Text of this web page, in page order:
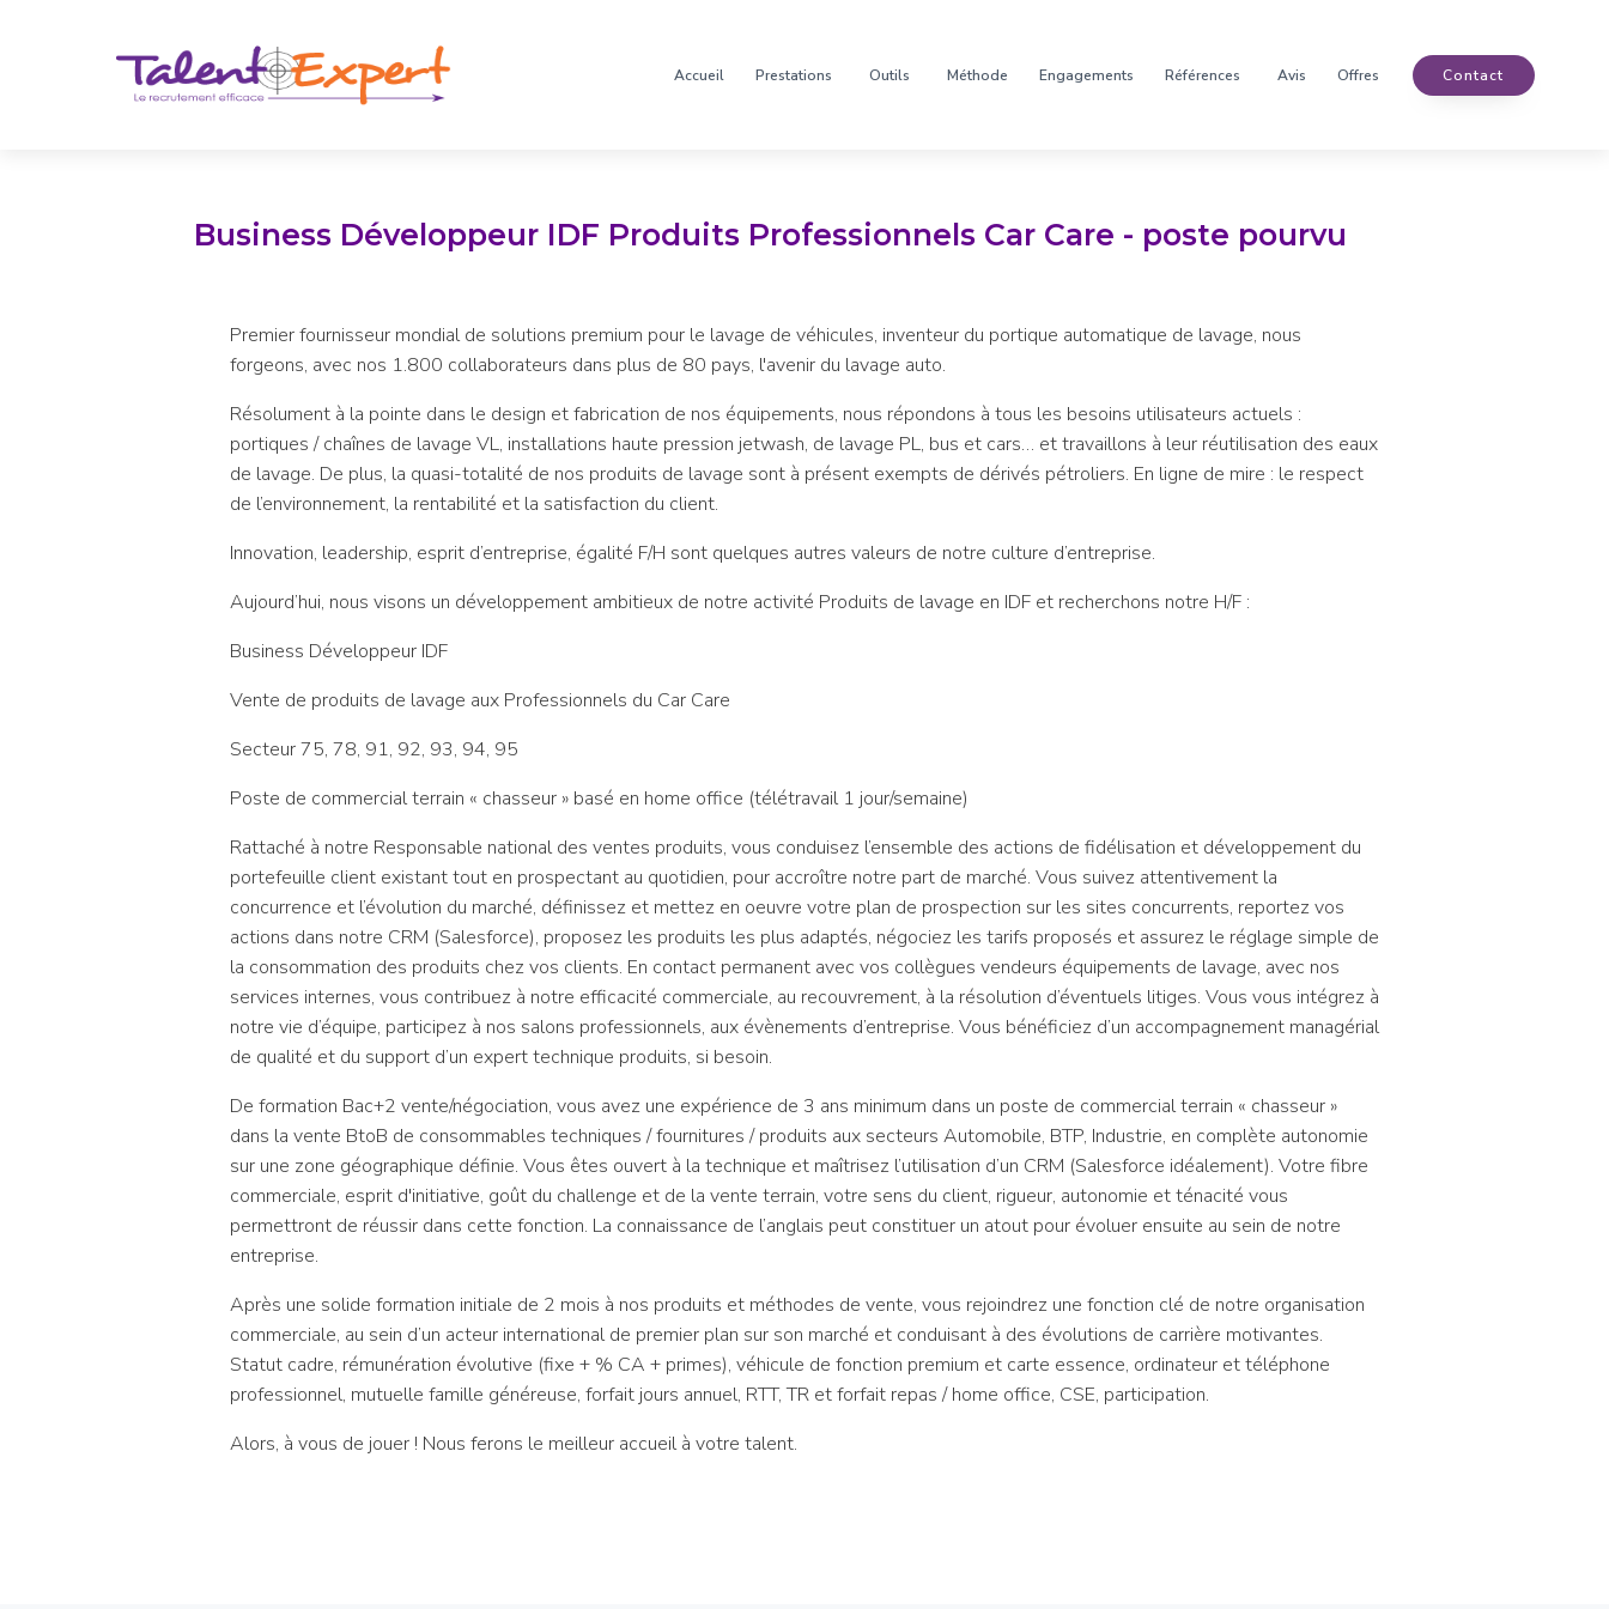
Accueil Prestations Outils Méthode Engagements Références Avis Offres Contact
Business Développeur IDF Produits Professionnels Car Care - poste pourvu
Premier fournisseur mondial de solutions premium pour le lavage de véhicules, inventeur du portique automatique de lavage, nous
forgeons, avec nos 1.800 collaborateurs dans plus de 80 pays, l'avenir du lavage auto.
Résolument à la pointe dans le design et fabrication de nos équipements, nous répondons à tous les besoins utilisateurs actuels :
portiques / chaînes de lavage VL, installations haute pression jetwash, de lavage PL, bus et cars… et travaillons à leur réutilisation des eaux
de lavage. De plus, la quasi-totalité de nos produits de lavage sont à présent exempts de dérivés pétroliers. En ligne de mire : le respect
de l’environnement, la rentabilité et la satisfaction du client.
Innovation, leadership, esprit d’entreprise, égalité F/H sont quelques autres valeurs de notre culture d’entreprise.
Aujourd’hui, nous visons un développement ambitieux de notre activité Produits de lavage en IDF et recherchons notre H/F :
Business Développeur IDF
Vente de produits de lavage aux Professionnels du Car Care
Secteur 75, 78, 91, 92, 93, 94, 95
Poste de commercial terrain « chasseur » basé en home office (télétravail 1 jour/semaine)
Rattaché à notre Responsable national des ventes produits, vous conduisez l’ensemble des actions de fidélisation et développement du
portefeuille client existant tout en prospectant au quotidien, pour accroître notre part de marché. Vous suivez attentivement la
concurrence et l’évolution du marché, définissez et mettez en oeuvre votre plan de prospection sur les sites concurrents, reportez vos
actions dans notre CRM (Salesforce), proposez les produits les plus adaptés, négociez les tarifs proposés et assurez le réglage simple de
la consommation des produits chez vos clients. En contact permanent avec vos collègues vendeurs équipements de lavage, avec nos
services internes, vous contribuez à notre efficacité commerciale, au recouvrement, à la résolution d’éventuels litiges. Vous vous intégrez à
notre vie d’équipe, participez à nos salons professionnels, aux évènements d’entreprise. Vous bénéficiez d’un accompagnement managérial
de qualité et du support d’un expert technique produits, si besoin.
De formation Bac+2 vente/négociation, vous avez une expérience de 3 ans minimum dans un poste de commercial terrain « chasseur »
dans la vente BtoB de consommables techniques / fournitures / produits aux secteurs Automobile, BTP, Industrie, en complète autonomie
sur une zone géographique définie. Vous êtes ouvert à la technique et maîtrisez l’utilisation d’un CRM (Salesforce idéalement). Votre fibre
commerciale, esprit d'initiative, goût du challenge et de la vente terrain, votre sens du client, rigueur, autonomie et ténacité vous
permettront de réussir dans cette fonction. La connaissance de l’anglais peut constituer un atout pour évoluer ensuite au sein de notre
entreprise.
Après une solide formation initiale de 2 mois à nos produits et méthodes de vente, vous rejoindrez une fonction clé de notre organisation
commerciale, au sein d’un acteur international de premier plan sur son marché et conduisant à des évolutions de carrière motivantes.
Statut cadre, rémunération évolutive (fixe + % CA + primes), véhicule de fonction premium et carte essence, ordinateur et téléphone
professionnel, mutuelle famille généreuse, forfait jours annuel, RTT, TR et forfait repas / home office, CSE, participation.
Alors, à vous de jouer ! Nous ferons le meilleur accueil à votre talent.